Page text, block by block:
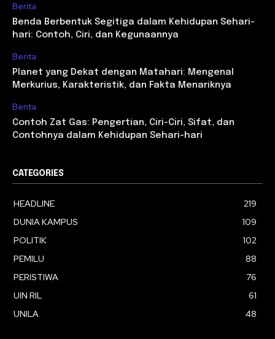
Berita
Benda Berbentuk Segitiga dalam Kehidupan Sehari-
hari: Contoh, Ciri, dan Kegunaannya
Berita
Planet yang Dekat dengan Matahari: Mengenal
Merkurius, Karakteristik, dan Fakta Menariknya
Berita
Contoh Zat Gas: Pengertian, Ciri-Ciri, Sifat, dan
Contohnya dalam Kehidupan Sehari-hari
CATEGORIES
HEADLINE
219
DUNIA KAMPUS
109
POLITIK
102
PEMILU
88
PERISTIWA
76
UIN RIL
61
UNILA
48